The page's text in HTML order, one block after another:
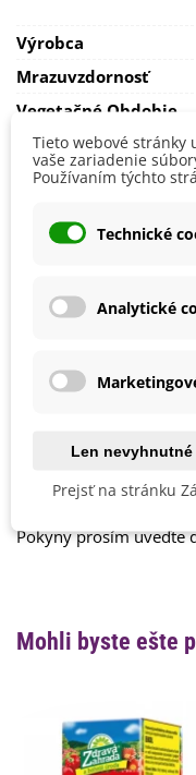
uložíme do tmavej a
vysadíme.
Výrobca
Mrazuvzdornosť
Vegetačné Obdobie
Ročné Obdobie
Obdobie Výsadby
Balenie cibuľovín
Každý druh cibuliek je
Chceme byť šetrní k
Cibuľky ručne balíme
obdržaní je nutné
prípadne ich hneď
Pokyny prosím uveďte
Mohli byste ešte
Tieto webové stránky
vaše zariadenie
Používaním týchto
Technické
Analytické
Len nevyhnutné
Prejsť na stránku